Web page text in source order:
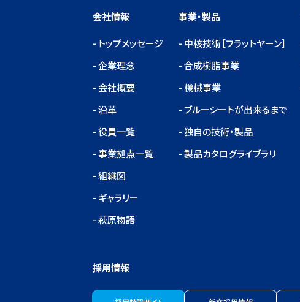
会社情報
トップメッセージ
企業理念
会社概要
沿革
役員一覧
事業拠点一覧
組織図
ギャラリー
萩原物語
事業・製品
中核技術［フラットヤーン］
合成樹脂事業
機械事業
ブルーシートが出来るまで
独自の技術・製品
製品カタログライブラリ
採用情報